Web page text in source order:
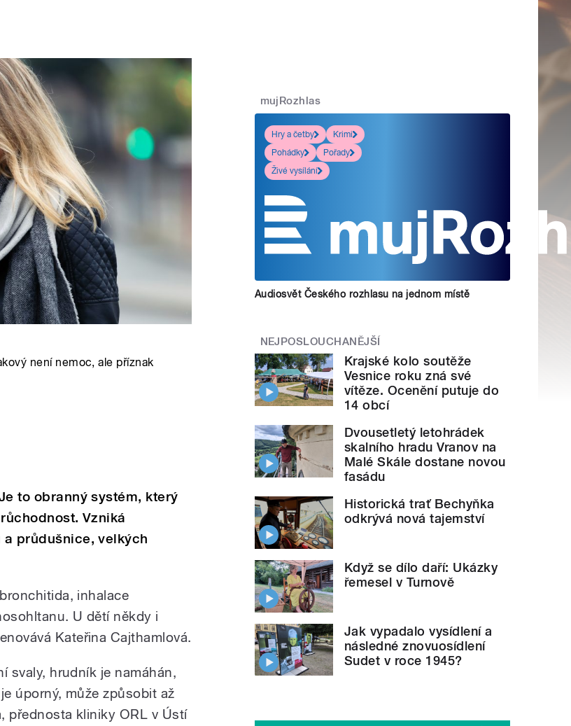
není nemoc, ale příznak
to obranný systém, který
Vzniká
průdušnice, velkých
inhalace
U dětí někdy i
Kateřina Cajthamlová.
svaly, hrudník je namáhán,
úporný, může způsobit až
přednosta kliniky ORL v Ústí
mujRozhlas
Hry a četby
Krimi
Pohádky
Pořady
Živé vysílání
Audiosvět Českého rozhlasu na jednom místě
NEJPOSLOUCHANĚJŠÍ
Krajské kolo soutěže
Vesnice roku zná své
vítěze. Ocenění putuje do
14 obcí
Dvousetletý letohrádek
skalního hradu Vranov na
Malé Skále dostane novou
fasádu
Historická trať Bechyňka
odkrývá nová tajemství
Když se dílo daří: Ukázky
řemesel v Turnově
Jak vypadalo vysídlení a
následné znovuosídlení
Sudet v roce 1945?